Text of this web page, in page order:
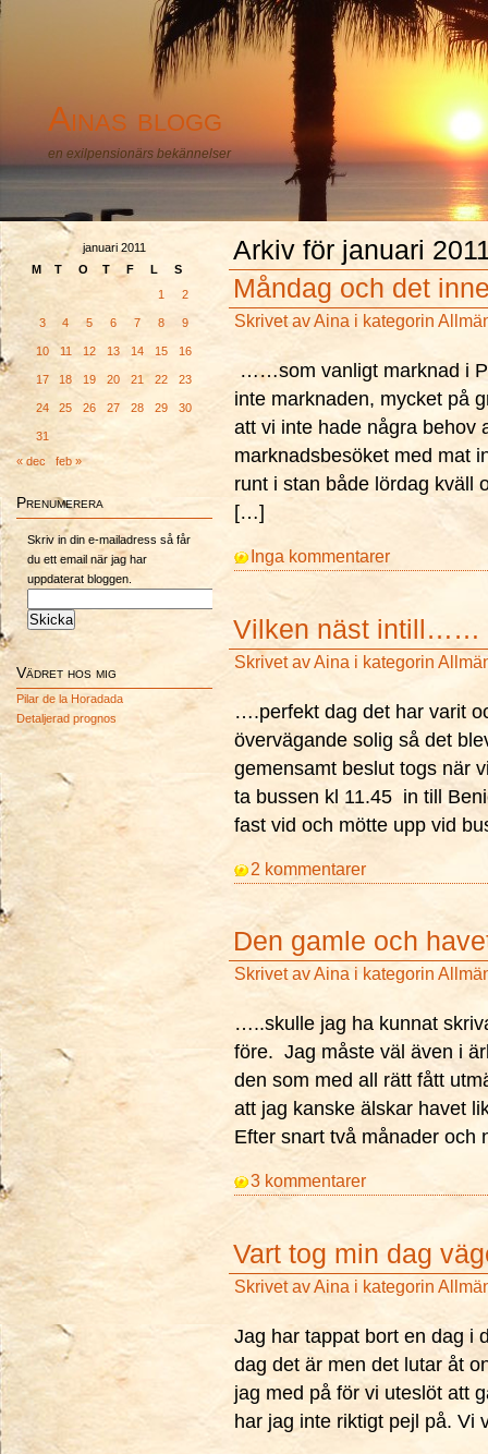
Ainas blogg
en exilpensionärs bekännelser
januari 2011
M
T O T F L
S
1
2
3 4 5 6 7 8 9
10 11 12 13 14 15 16
17 18 19 20 21 22 23
24 25 26 27 28 29 30
31
« dec
feb »
Prenumerera
Skriv in din e-mailadress så får
du ett email när jag har
uppdaterat bloggen.
Vädret hos mig
Pilar de la Horadada
Detaljerad prognos
Arkiv för januari
Måndag och det
Skrivet avAina i kategorin
……som vanligt marknad i
inte marknaden, mycket på
att vi inte hade några behov
marknadsbesöket med mat
runt i stan både lördag kväll
[…]
Inga kommentarer
Vilken näst intill……
Skrivet avAina i kategorin
….perfekt dag det har varit
övervägande solig så det
gemensamt beslut togs när
ta bussen kl 11.45 in till
fast vid och mötte upp vid
2 kommentarer
Den gamle och
Skrivet avAinai kategorin
…..skulle jag ha kunnat
före. Jag måste väl även i
den som med all rätt fått
att jag kanske älskar havet
Efter snart två månader
3 kommentarer
Vart tog min dag
Skrivet avAina i kategorin
Jag har tappat bort en dag i
dag det är men det lutar åt
jag med på för vi uteslöt att
har jag inte riktigt pejl på.